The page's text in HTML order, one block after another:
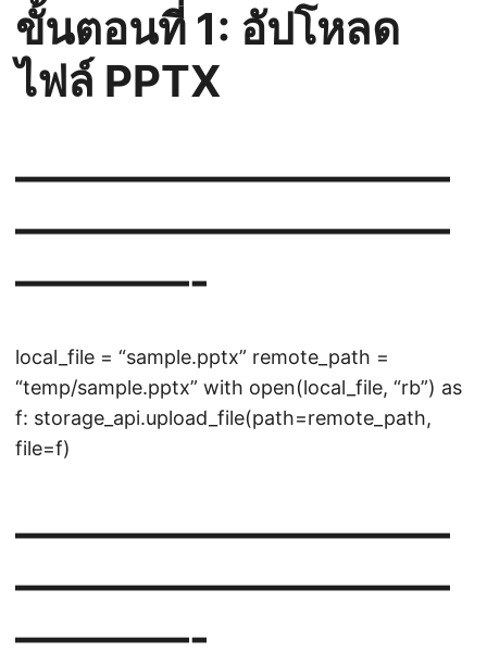
ขั้นตอนที่ 1: อัปโหลด
ไฟล์ PPTX
——————————
——————————
————-
local_file = “sample.pptx” remote_path =
“temp/sample.pptx” with open(local_file, “rb”) as
f: storage_api.upload_file(path=remote_path,
file=f)
——————————
——————————
————-